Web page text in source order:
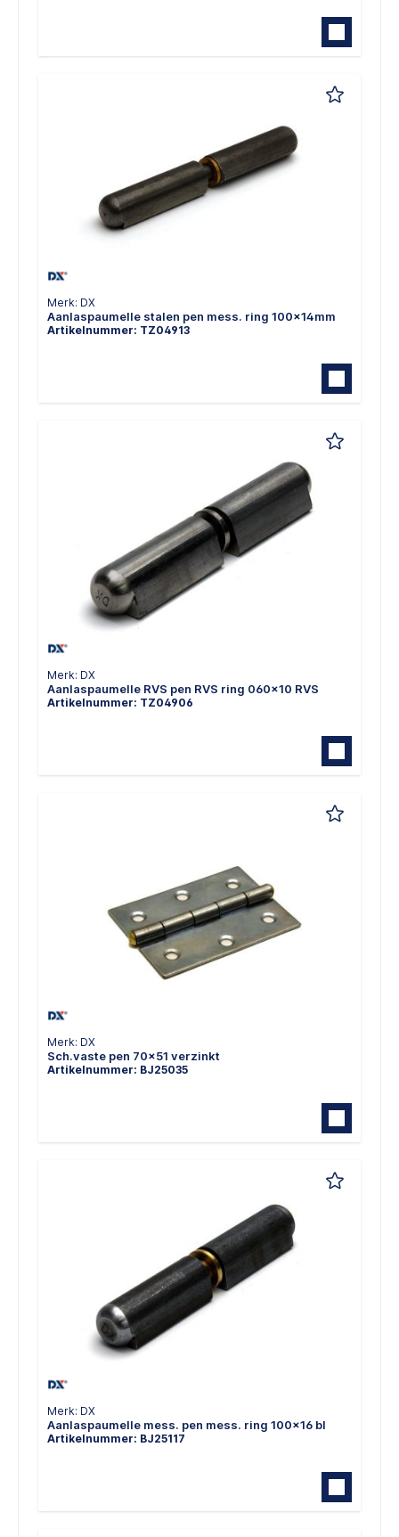
Merk: DX
Aanlaspaumelle stalen pen mess. ring 100x14mm
Artikelnummer: TZ04913
Merk: DX
Aanlaspaumelle RVS pen RVS ring 060x10 RVS
Artikelnummer: TZ04906
Merk: DX
Sch.vaste pen 70x51 verzinkt
Artikelnummer: BJ25035
Merk: DX
Aanlaspaumelle mess. pen mess. ring 100x16 bl
Artikelnummer: BJ25117